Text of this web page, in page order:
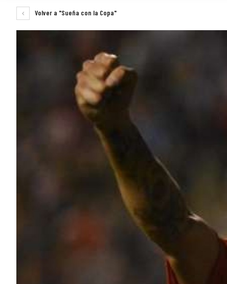
Volver a "Sueña con la Copa"